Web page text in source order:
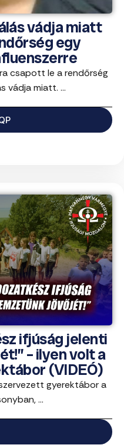
vádja miatt
egy
csapott le a rendőrség
vádja miatt. ...
ifjúság jelenti
– ilyen volt a
(VIDEÓ)
gyerektábor a
...